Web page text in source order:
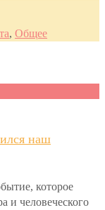
, Общее
наш
которое
и человеческого